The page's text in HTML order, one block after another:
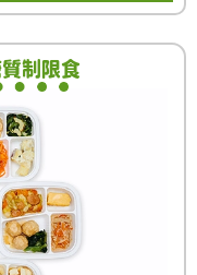
制限食